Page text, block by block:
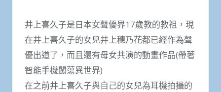
井上喜久子是日本女聲優界17歲教的教祖，現
在井上喜久子的女兒井上穗乃花都已經作為聲
優出道了，而且還有母女共演的動畫作品(帶著
智能手機闖蕩異世界)
在之前井上喜久子與自己的女兒為耳機拍攝的